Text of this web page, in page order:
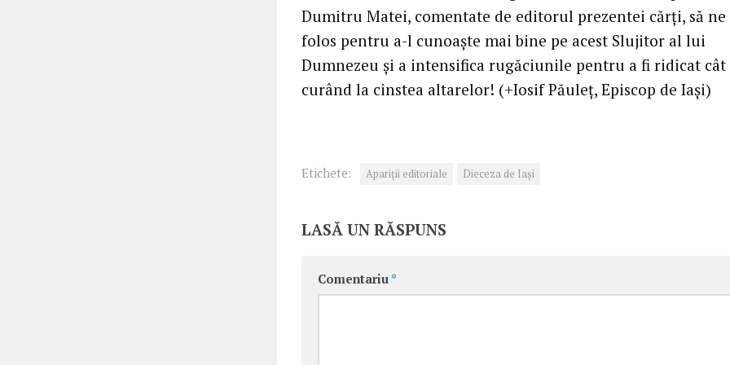
Dumitru Matei, comentate de editorul prezentei cărți, să ne
folos pentru a-l cunoaște mai bine pe acest Slujitor al lui
Dumnezeu și a intensifica rugăciunile pentru a fi ridicat cât
curând la cinstea altarelor! (+Iosif Păuleț, Episcop de Iași)
Etichete: Apariţii editoriale Dieceza de Iași
LASĂ UN RĂSPUNS
Comentariu *